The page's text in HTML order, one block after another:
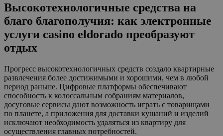
Высокотехнологичные средства на
благо благополучия: как электронные
услуги casino eldorado преобразуют
отдых
Прогресс высокотехнологичных средств создало квартирные
развлечения более достижимыми и хорошими, чем в любой
период раньше. Цифровые платформы обеспечивают
способность к колоссальным собраниям материалов,
досуговые сервисы дают возможность играть с товарищами
по планете, а приложения для доставки кушаний и изделий
исключают необходимость удаляться из квартиру для
осуществления главных потребностей.